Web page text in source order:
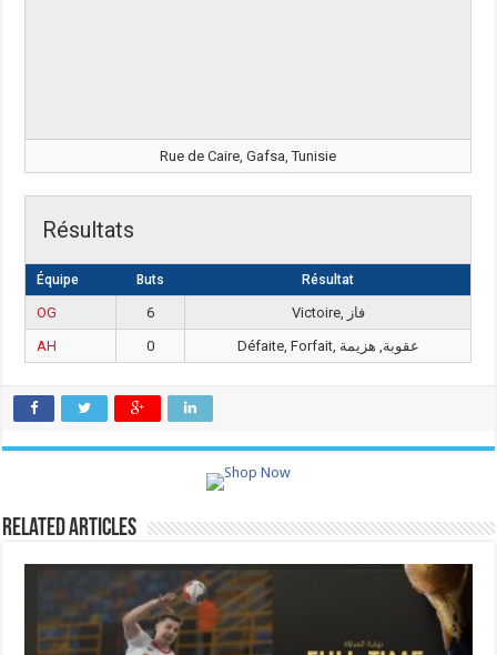
Rue de Caire, Gafsa, Tunisie
Résultats
Équipe Buts Résultat
OG 6
Victoire, فاز
AH
0 Défaite, Forfait, عقوبة, هزيمة
Related Articles